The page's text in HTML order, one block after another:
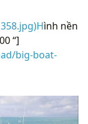
ình nền
“]
big-boat-